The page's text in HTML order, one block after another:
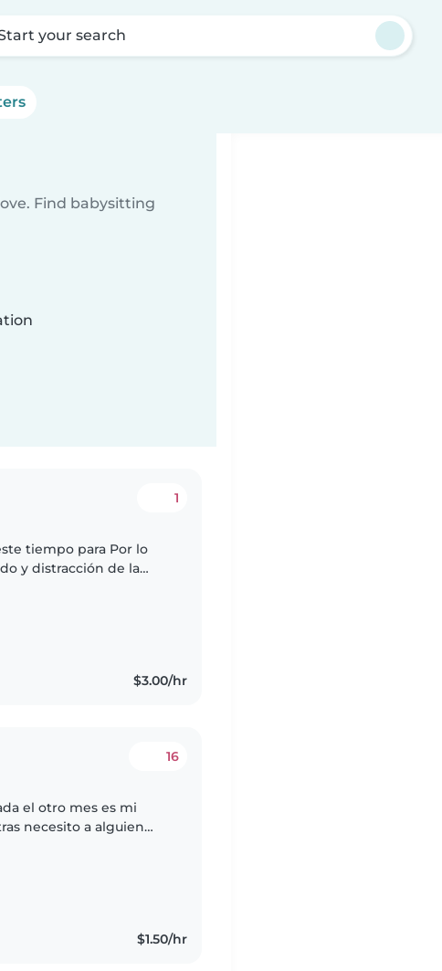
your search
Find babysitting
1
tiempo para Por lo
y distracción de la
$3.00/hr
16
el otro mes es mi
necesito a alguien
$1.50/hr